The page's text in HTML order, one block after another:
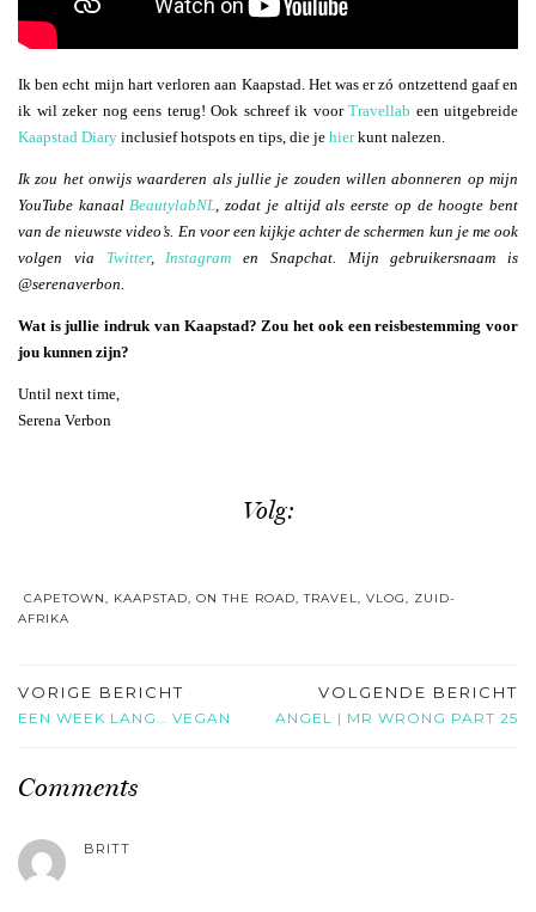
Ik ben echt mijn hart verloren aan Kaapstad. Het was er zó ontzettend gaaf en
ik wil zeker nog eens terug! Ook schreef ik voor Travellab een uitgebreide
Kaapstad Diary inclusief hotspots en tips, die je hierkunt nalezen.
Ik zou het onwijs waarderen als jullie je zouden willen abonneren op mijn
YouTube kanaalBeautylabNL, zodat je altijd als eerste op de hoogte bent
van de nieuwste video’s. En voor een kijkje achter de schermen kun je me ook
volgen via Twitter,Instagram en Snapchat. Mijn gebruikersnaam is
@serenaverbon.
Wat is jullie indruk van Kaapstad? Zou het ook een reisbestemming voor
jou kunnen zijn?
Until next time,
Serena Verbon
Volg:
CAPETOWN, KAAPSTAD, ON THE ROAD,TRAVEL, VLOG, ZUID-
AFRIKA
VORIGE BERICHT
EEN WEEK LANG… VEGAN
VOLGENDE BERICHT
ANGEL | MR WRONG PART 25
Comments
BRITT